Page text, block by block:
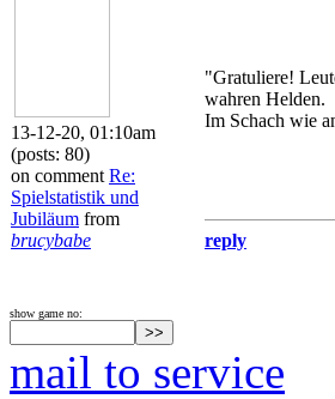
13-12-20, 01:10am
(posts: 80)
on comment Re:
Spielstatistik und
Jubiläum from
brucybabe
"Gratuliere!
wahren Helden.
Im Schach wie
reply
show game no:
mail to service